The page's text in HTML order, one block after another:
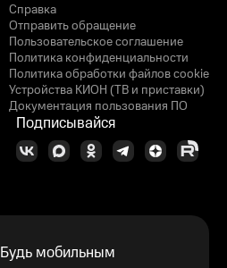
Справка
Отправить обращение
Пользовательское соглашение
Политика конфиденциальности
Политика обработки файлов cookie
Устройства КИОН (ТВ и приставки)
Документация пользования ПО
Подписывайся
Будь мобильным